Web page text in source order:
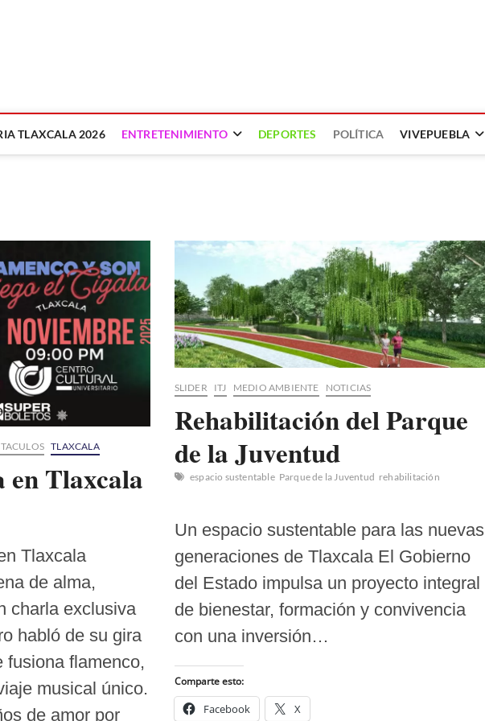
TLAXCALA 2026 ENTRETENIMIENTO DEPORTES POLÍTICA VIVEPUEBLA
TLAXCALA
en Tlaxcala
Tlaxcala
de alma,
charla exclusiva
habló de su gira
fusiona flamenco,
musical único.
de amor por
SLIDER ITJ MEDIO AMBIENTE NOTICIAS
Rehabilitación del Parque
de la Juventud
espacio sustentable Parque de la Juventud rehabilitación
Un espacio sustentable para las nuevas
generaciones de Tlaxcala El Gobierno
del Estado impulsa un proyecto integral
de bienestar, formación y convivencia
con una inversión…
Comparte esto:
Facebook X